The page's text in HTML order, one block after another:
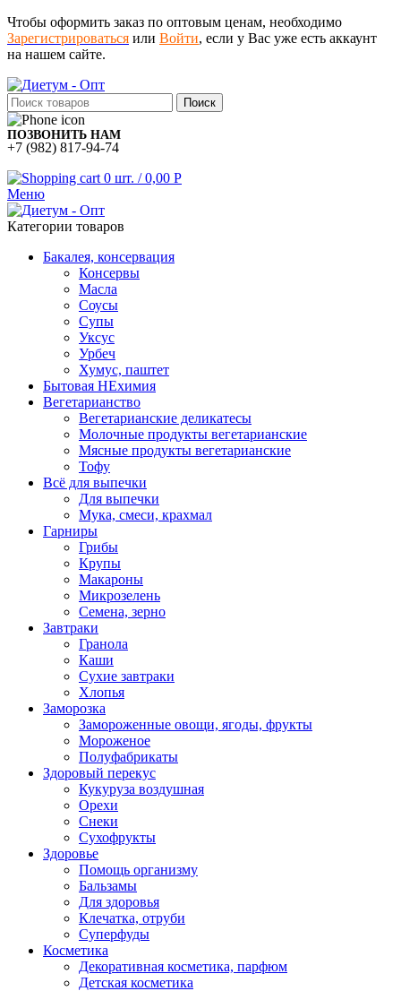
Чтобы оформить заказ по оптовым ценам, необходимо
Зарегистрироваться или Войти, если у Вас уже есть аккаунт
на нашем сайте.
Поиск
ПОЗВОНИТЬ НАМ
+7 (982) 817-94-74
0 шт. / 0,00 Р
Меню
Категории товаров
Бакалея, консервация
Консервы
Масла
Соусы
Супы
Уксус
Урбеч
Хумус, паштет
Бытовая НЕхимия
Вегетарианство
Вегетарианские деликатесы
Молочные продукты вегетарианские
Мясные продукты вегетарианские
Тофу
Всё для выпечки
Для выпечки
Мука, смеси, крахмал
Гарниры
Грибы
Крупы
Макароны
Микрозелень
Семена, зерно
Завтраки
Гранола
Каши
Сухие завтраки
Хлопья
Заморозка
Замороженные овощи, ягоды, фрукты
Мороженое
Полуфабрикаты
Здоровый перекус
Кукуруза воздушная
Орехи
Снеки
Сухофрукты
Здоровье
Помощь организму
Бальзамы
Для здоровья
Клечатка, отруби
Суперфуды
Косметика
Декоративная косметика, парфюм
Детская косметика